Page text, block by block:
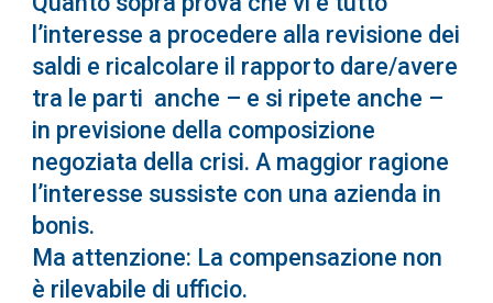
l’interesse a procedere alla revisione dei
saldi e ricalcolare il rapporto dare/avere
tra le parti anche – e si ripete anche –
in previsione della composizione
negoziata della crisi. A maggior ragione
l’interesse sussiste con una azienda in
bonis.
Ma attenzione: La compensazione non
è rilevabile di ufficio.